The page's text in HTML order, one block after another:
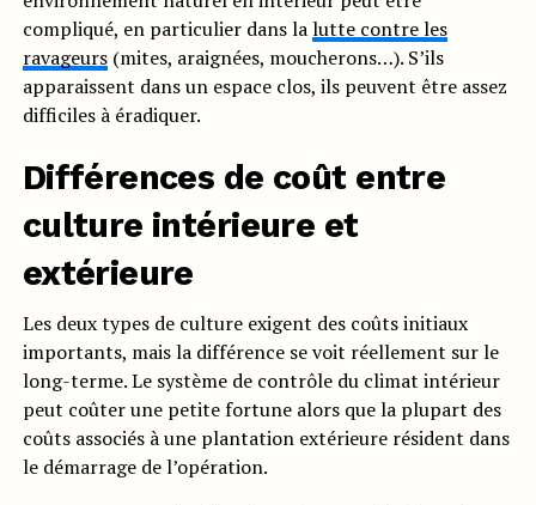
compliqué, en particulier dans lalutte contre les
ravageurs(mites, araignées, moucherons…). S’ils
apparaissent dans un espace clos, ils peuvent être assez
difficiles à éradiquer.
Différences de coût entre
culture intérieure et
extérieure
Les deux types de culture exigent des coûts initiaux
importants, mais la différence se voit réellement sur le
long-terme. Le système de contrôle du climat intérieur
peut coûter une petite fortune alors que la plupart des
coûts associés à une plantation extérieure résident dans
le démarrage de l’opération.